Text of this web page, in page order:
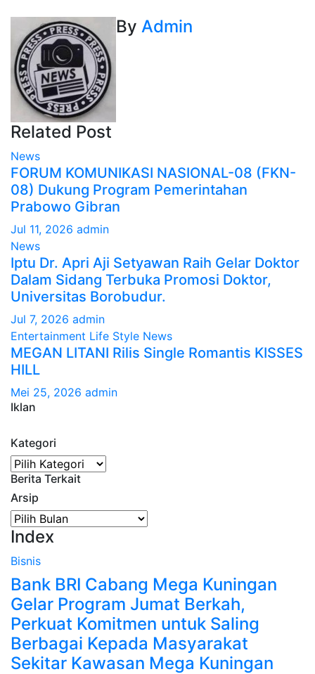
By Admin
Related Post
News
FORUM KOMUNIKASI NASIONAL-08 (FKN-
08) Dukung Program Pemerintahan
Prabowo Gibran
Jul 11, 2026 admin
News
Iptu Dr. Apri Aji Setyawan Raih Gelar Doktor
Dalam Sidang Terbuka Promosi Doktor,
Universitas Borobudur.
Jul 7, 2026 admin
Entertainment Life Style News
MEGAN LITANI Rilis Single Romantis KISSES
HILL
Mei 25, 2026 admin
Iklan
Kategori
Kategori
Berita Terkait
Arsip
Arsip
Index
Bisnis
Bank BRI Cabang Mega Kuningan
Gelar Program Jumat Berkah,
Perkuat Komitmen untuk Saling
Berbagai Kepada Masyarakat
Sekitar Kawasan Mega Kuningan